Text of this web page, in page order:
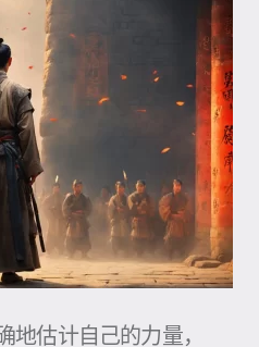
地估计自己的力量，